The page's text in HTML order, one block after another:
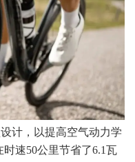
计，以提高空气动力学
速50公里节省了6.1瓦